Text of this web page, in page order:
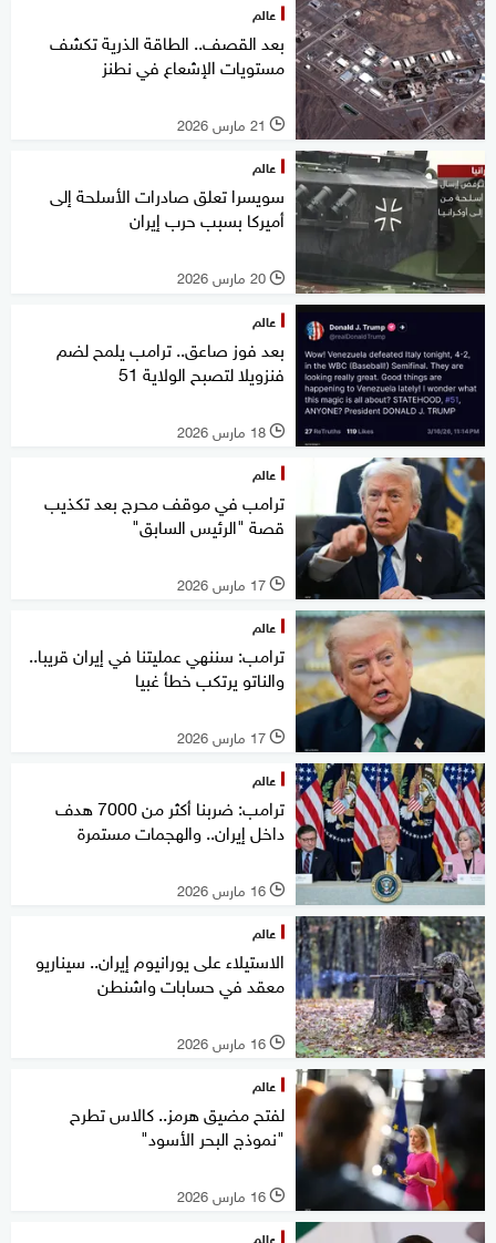
عالم
بعد القصف.. الطاقة الذرية تكشف
مستويات الإشعاع في نطنز
l 21 مارس 2026
عالم
سويسرا تعلق صادرات الأسلحة إلى
أميركا بسبب حرب إيران
l 20 مارس 2026
عالم
بعد فوز صاعق.. ترامب يلمح لضم
فنزويلا لتصبح الولاية 51
l 18 مارس 2026
عالم
ترامب في موقف محرج بعد تكذيب
قصة "الرئيس السابق"
l 17 مارس 2026
عالم
ترامب: سننهي عمليتنا في إيران قريبا..
والناتو يرتكب خطأ غبيا
l 17 مارس 2026
عالم
ترامب: ضربنا أكثر من 7000 هدف
داخل إيران.. والهجمات مستمرة
l 16 مارس 2026
عالم
الاستيلاء على يورانيوم إيران.. سيناريو
معقد في حسابات واشنطن
l 16 مارس 2026
عالم
لفتح مضيق هرمز.. كالاس تطرح
"نموذج البحر الأسود"
l 16 مارس 2026
عالم